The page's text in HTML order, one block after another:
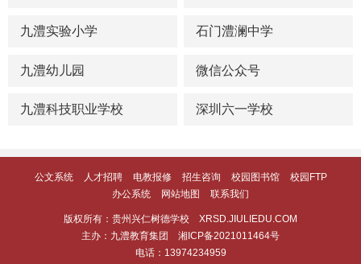
九澧实验小学 石门澧澜中学
九澧幼儿园 微信公众号
九澧科技职业学校 深圳六一学校
公文系统 人才招聘 电教报修 招生咨询 校园图书馆
校园FTP
办公系统
网站地图 联系我们
版权所有：贵州兴仁树德学校 XRSD.JIULIEDU.COM
主办：九澧教育集团 湘ICP备2021011464号
电话：13974234959